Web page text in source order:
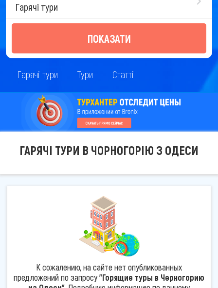
Гарячі тури
ПОКАЗАТИ
Гарячі тури Тури Статті
ГАРЯЧІ ТУРИ В ЧОРНОГОРІЮ З ОДЕСИ
К сожалению, на сайте нет опубликованных
предложений по запросу"Горящие туры в Черногорию